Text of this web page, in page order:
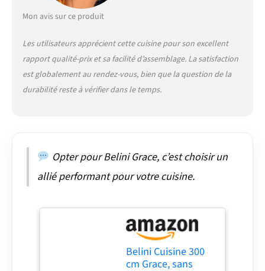
pour portes et
abattants. Testés
jusqu’à 60 000 cycles
pour une durabilité
maximale. SYSTÈME
des couverts en
polymère ABS robuste
utilisation efficace de
l’espace. Design
ergonomique pour un
usage confortable et
une organisation
Mon avis sur ce produit
Les utilisateurs apprécient cette cuisine pour son excellent
rapport qualité-prix et sa facilité d’assemblage. La satisfaction
est globalement au rendez-vous, bien que la question de la
durabilité reste à vérifier dans le temps.
Opter pour Belini Grace, c’est choisir un
allié performant pour votre cuisine.
Belini Cuisine 300
cm Grace, sans